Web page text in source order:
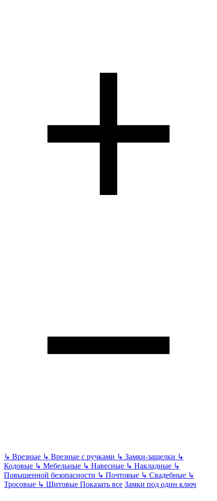
↳ Врезные ↳ Врезные с ручками ↳ Замки-защелки ↳
Кодовые ↳ Мебельные ↳ Навесные ↳ Накладные ↳
Повышенной безопасности ↳ Почтовые ↳ Свадебные ↳
Тросовые ↳ Щитовые Показать все Замки под один ключ